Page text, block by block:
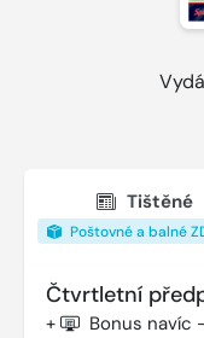
Tištěné
Poštovné a balné
Čtvrtletní
+ Bonus navíc